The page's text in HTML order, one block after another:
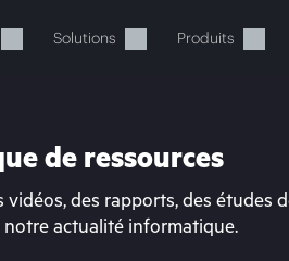
Solutions Produits
de ressources
des rapports, des études
actualité informatique.